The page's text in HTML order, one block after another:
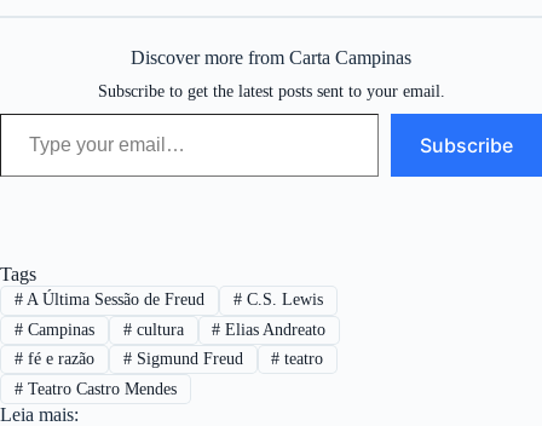
Discover more from Carta Campinas
Subscribe to get the latest posts sent to your email.
Type your email…
Subscribe
Tags
#A Última Sessão de Freud #C.S. Lewis
#Campinas #cultura # Elias Andreato
#fé e razão #Sigmund Freud # teatro
#Teatro Castro Mendes
Leia mais: